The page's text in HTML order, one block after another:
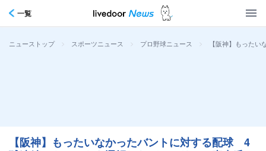
一覧
ニューストップ > スポーツニュース > プロ野球ニュース > 【阪神】もった
【阪神】もったいなかったバントに対する配球 4